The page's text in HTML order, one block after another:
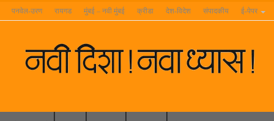
पनवेल-उरण रायगड मुंबई – नवी मुंबई क्रीडा देश-विदेश संपादकीय ई-पेपर